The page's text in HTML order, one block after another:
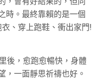
時。最終靠賴的是一個
、穿上跑鞋、衝出家門!
後，愈跑愈暢快，身體
，一面靜思祈禱也好。